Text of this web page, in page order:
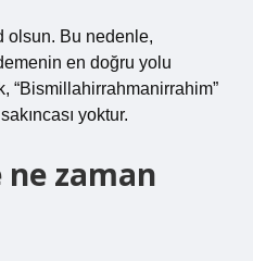
olsun. Bu nedenle,
en doğru yolu
“Bismillahirrahmanirrahim”
yoktur.
ne zaman